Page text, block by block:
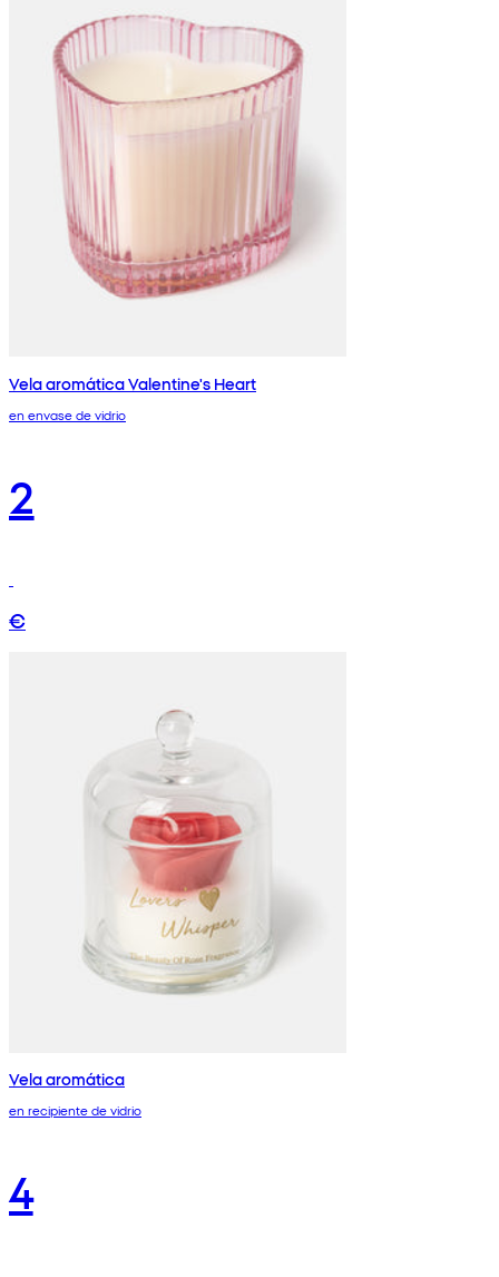
Vela aromática Valentine's Heart
en envase de vidrio
2
€
Vela aromática
en recipiente de vidrio
4